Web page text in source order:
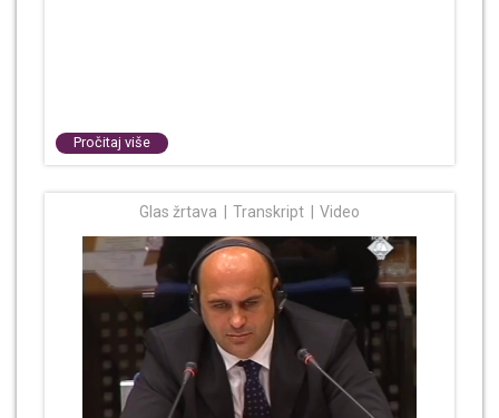
Pročitaj više
Glas žrtava Transkript Video